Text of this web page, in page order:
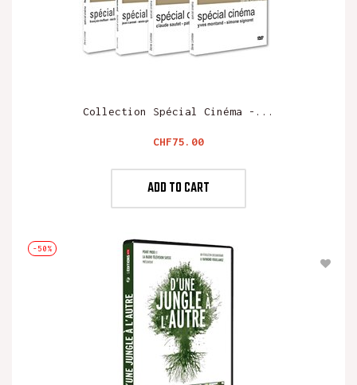
Collection Spécial Cinéma -...
Price
CHF75.00
ADD TO CART
-50%